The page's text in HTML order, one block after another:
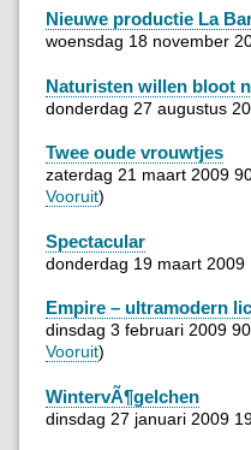
Nieuwe productie La
woensdag 18 november
Naturisten willen bloot
donderdag 27 augustus
Twee oude vrouwtjes
zaterdag 21 maart 2009
Vooruit)
Spectacular
donderdag 19 maart 2009
Empire – ultramodern
dinsdag 3 februari 2009
Vooruit)
WintervÃ¶gelchen
dinsdag 27 januari 2009